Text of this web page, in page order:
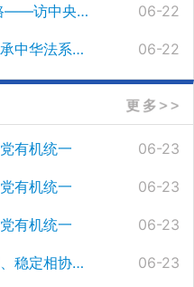
立足中华文明 走好中国法治之路——访中央民族大学校长强世功 06-22
中国古代律学：在精雕细刻中传承中华法系精神 06-22
有机统一 06-23
有机统一 06-23
有机统一 06-23
莫纪宏：把握法治与改革、发展、稳定相协同的内在逻辑 06-23